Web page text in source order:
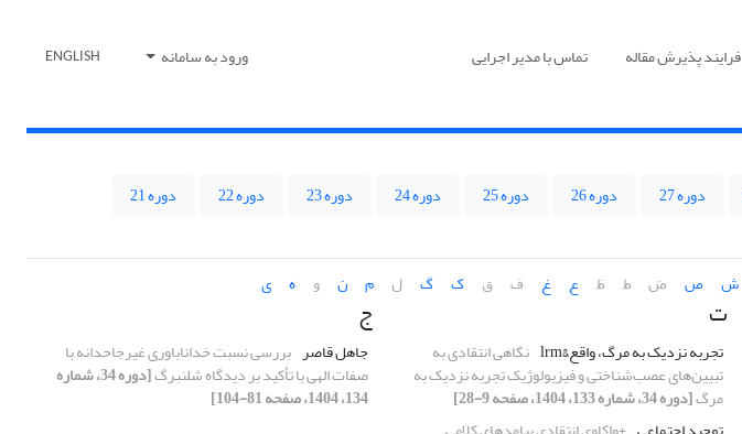
فرایند پذیرش مقاله تماس با مدیر اجرایی ورود به سامانه ENGLISH
دوره 27 دوره 26 دوره 25 دوره 24 دوره 23 دوره 22
دوره 21
ش ص ض ط ظ ع غ ف ق ک گ ل م ن و ه ی
ت
تجربه نزدیک به مرگ، واقع&lrm نگاهی انتقادی به
تبیین‌های عصب‌شناختی و فیزیولوژیک تجربه نزدیک به
مرگ[دوره 34، شماره 133، 1404، صفحه 9-28]
ج
جاهل قاصر بررسی نسبت خداناباوری غیرجاحدانه با
صفات الهی با تأکید بر دیدگاه شلنبرگ [دوره 34، شماره
134، 1404، صفحه 81-104]